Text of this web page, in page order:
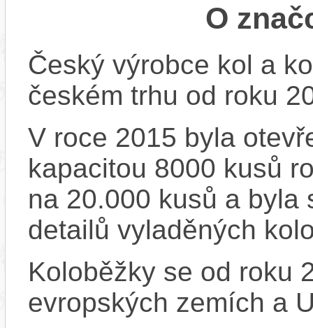
O
Český výrobce kol a
českém trhu od roku
V roce 2015 byla
kapacitou 8000 kusů
na 20.000 kusů a byla
detailů vyladěných
Koloběžky se od roku
evropských zemích a